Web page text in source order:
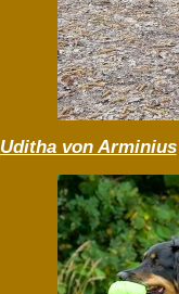
Uditha von Arminius